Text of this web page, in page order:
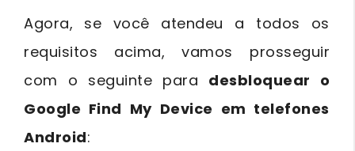
Agora, se você atendeu a todos os
requisitos acima, vamos prosseguir
com o seguinte para desbloquear o
Google Find My Device em telefones
Android: